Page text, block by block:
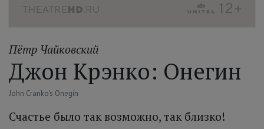
Пётр Чайковский
Джон Крэнко: Онегин
John Cranko's Onegin
Счастье было так возможно, так близко!